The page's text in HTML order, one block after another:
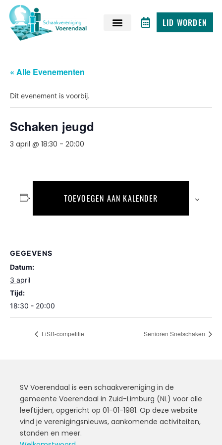
LID WORDEN
« Alle Evenementen
Dit evenement is voorbij.
Schaken jeugd
3 april @ 18:30 - 20:00
TOEVOEGEN AAN KALENDER
GEGEVENS
Datum:
3 april
Tijd:
18:30 - 20:00
LiSB-competitie Senioren Snelschaken
SV Voerendaal is een schaakvereniging in de
gemeente Voerendaal in Zuid-Limburg (NL) voor alle
leeftijden, opgericht op 01-01-1981. Op deze website
vind je verenigingsnieuws, aankomende activiteiten,
standen en meer.